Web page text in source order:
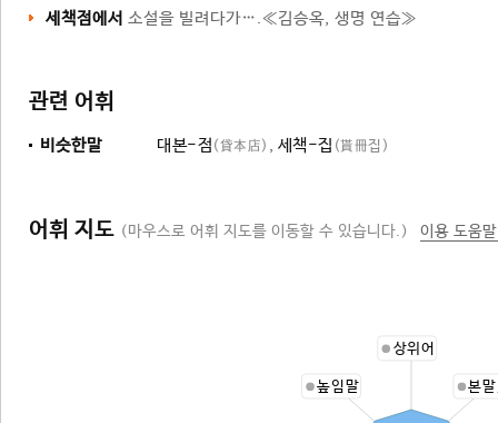
세책점에서 소설을 빌려다가….≪김승옥, 생명 연습≫
관련 어휘
비슷한말 대본-점 (貸本店) , 세책-집 (貰冊집)
어휘 지도 (마우스로 어휘 지도를 이동할 수 있습니다.) 이용 도움
상위어
본
높임말